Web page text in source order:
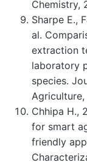
Chemistry,
Sharpe E.,
al.
extraction
laboratory
species.
Agriculture,
Chhipa H.,
for smart
friendly